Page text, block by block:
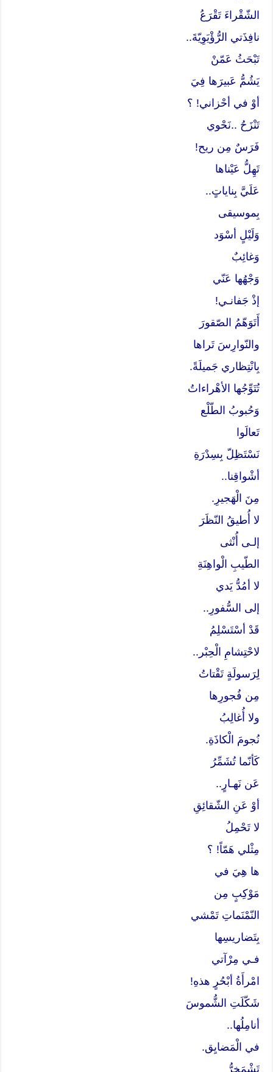
الشّقْراءَ تَقْرَعُ
نافِذَتي الرُّؤْيَوِيّةَ..
تَبْحَثُ عَمّنْ
يَشُمُّ عَبيرَها فِيَ
أوْ في أحْزاني! ؟
تَنْزَحُ ..نَحْوي
فَرَسٌ مِن ريح!
تَهِلُّ عَيْناها
عَلَيَّ بِناياتٍ..
بِموسيقى
وَلَيْلٍ أسْوَد
وَغائِبٌ
وَجْهُها عَنّي
إذْ جَفانـي!
أَتَوَهّمُ الصّقورَ
والنّوارِسَ تَراها
بِانْتِظاري جَميلَةً.
تُتَوِّجُها الأهْراءاتُ
وَحُبوبُ الطّلْع
تَعالَوا
نَسْتَظِلّ بِسِدْرَةِ
أشْواقِنا..
مِنَ الْهَجيرِ.
لا أُطيقُ النّظَرَ
إلـى أُنْثى
الطّيبِ الْواهِنَةِ
لا أمُدُّ يَدي
إلى السُّفورِ..
قَدْ أسْتَسْلِمُ
لاحْتِشامِ الْحِبْر..
لِرَسولَةٍ تَقْتاتُ
مِن فُجورِها
ولا أُغالِبُ
نُجومَ الْكاذَةِ.
كَأنّما تُشَمِّرُ
عَن نَهـارٍ..
أوْ عَنِ الشّقائِقِ
لا تَحْمِلُ
مِثْلي هَمّاً! ؟
ها هِيَ في
مَوْكِبٍ مِن
النّمْنَماتِ تَمْشي
بِتَضاريسِها
فـي مِرْآتي
امْرأَةُ أبْحُرٍ هذهِ!
شَكّلَتِ الشُّموسَ
أنامِلُها..
في الْمَضايِق.
تَشْمَخِرُّ